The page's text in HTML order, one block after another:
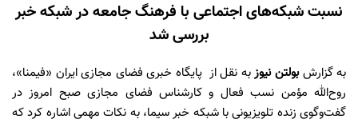
نسبت شبکه‌های اجتماعی با فرهنگ جامعه در شبکه خبر
بررسی شد
به گزارش بولتن نیوزبه نقل ازپایگاه خبری فضای مجازی ایران «فیمنا»،
روح‌الله مؤمن نسبفعال و کارشناس فضای مجازی صبح امروز در
گفت‌وگوی زنده تلویزیونی با شبکه خبر سیما، به نکات مهمی اشاره کرد که